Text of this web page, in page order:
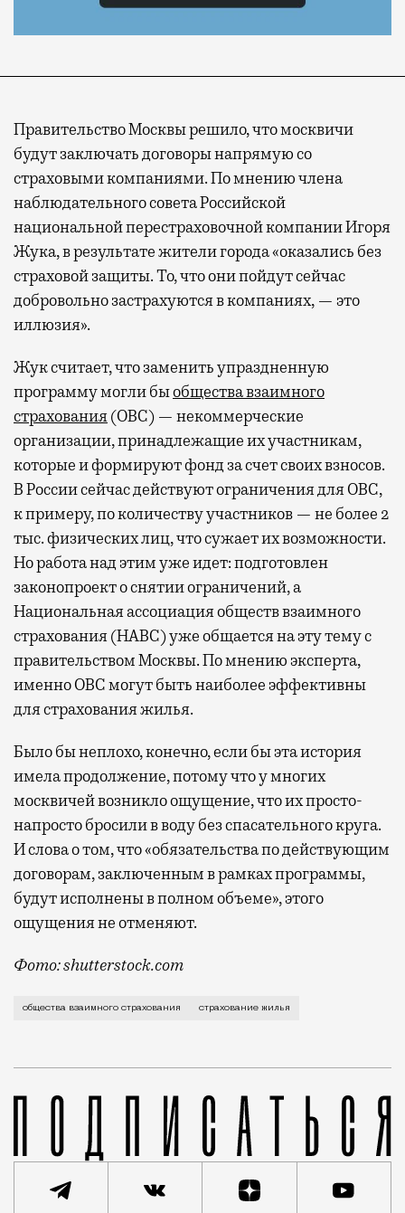
Правительство Москвы решило, что москвичи
будут заключать договоры напрямую со
страховыми компаниями. По мнению члена
наблюдательного совета Российской
национальной перестраховочной компании Игоря
Жука, в результате жители города «оказались без
страховой защиты. То, что они пойдут сейчас
добровольно застрахуются в компаниях, — это
иллюзия».
Жук считает, что заменить упраздненную
программу могли быобщества взаимного
страхования(ОВС) — некоммерческие
организации, принадлежащие их участникам,
которые и формируют фонд за счет своих взносов.
В России сейчас действуют ограничения для ОВС,
к примеру, по количеству участников — не более 2
тыс. физических лиц, что сужает их возможности.
Но работа над этим уже идет: подготовлен
законопроект о снятии ограничений, а
Национальная ассоциация обществ взаимного
страхования (НАВС) уже общается на эту тему с
правительством Москвы. По мнению эксперта,
именно ОВС могут быть наиболее эффективны
для страхования жилья.
Было бы неплохо, конечно, если бы эта история
имела продолжение, потому что у многих
москвичей возникло ощущение, что их просто-
напросто бросили в воду без спасательного круга.
И слова о том, что «обязательства по действующим
договорам, заключенным в рамках программы,
будут исполнены в полном объеме», этого
ощущения не отменяют.
Фото: shutterstock.com
В конце прошлого года в Москве из платежек ЖКХ
общества взаимного страхования страхование жилья